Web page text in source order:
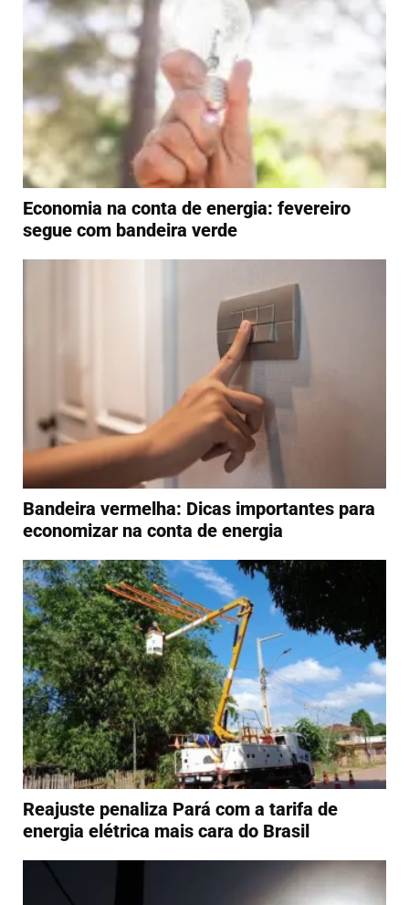
Economia na conta de energia: fevereiro
segue com bandeira verde
Bandeira vermelha: Dicas importantes para
economizar na conta de energia
Reajuste penaliza Pará com a tarifa de
energia elétrica mais cara do Brasil